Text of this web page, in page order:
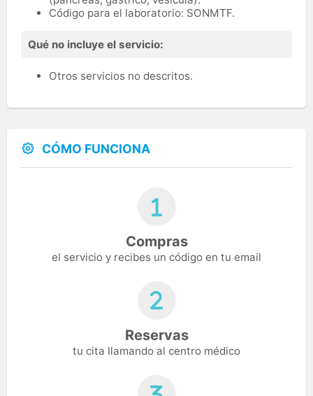
Código para el laboratorio: SONMTF.
Qué no incluye el servicio:
Otros servicios no descritos.
CÓMO FUNCIONA
Compras
el servicio y recibes un código en tu email
Reservas
tu cita llamando al centro médico